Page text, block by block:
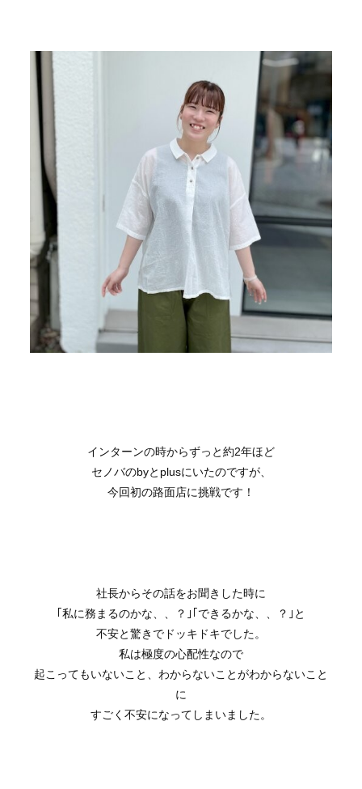
インターンの時からずっと約2年ほど
セノバのbyとplusにいたのですが、
今回初の路面店に挑戦です！
社長からその話をお聞きした時に
｢私に務まるのかな、、？｣｢できるかな、、？｣と
不安と驚きでドッキドキでした。
私は極度の心配性なので
起こってもいないこと、わからないことがわからないこと
に
すごく不安になってしまいました。